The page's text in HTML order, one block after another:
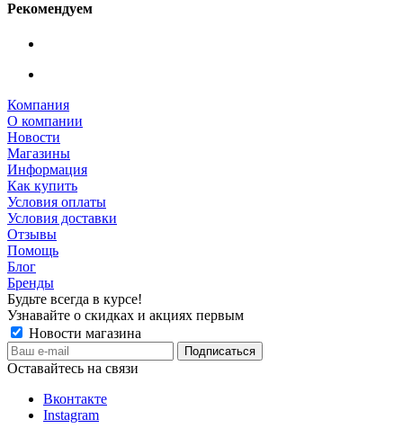
Рекомендуем
Компания
О компании
Новости
Магазины
Информация
Как купить
Условия оплаты
Условия доставки
Отзывы
Помощь
Блог
Бренды
Будьте всегда в курсе!
Узнавайте о скидках и акциях первым
Новости магазина
Оставайтесь на связи
Вконтакте
Instagram